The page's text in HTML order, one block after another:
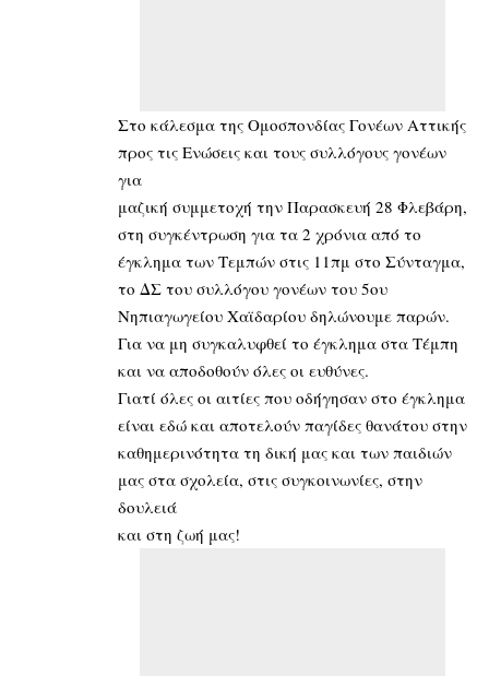
Στο κάλεσμα της Ομοσπονδίας Γονέων Αττικής
προς τις Ενώσεις και τους συλλόγους γονέων
για
μαζική συμμετοχή την Παρασκευή 28 Φλεβάρη,
στη συγκέντρωση για τα 2 χρόνια από το
έγκλημα των Τεμπών στις 11πμ στο Σύνταγμα,
το ΔΣ του συλλόγου γονέων του 5ου
Νηπιαγωγείου Χαϊδαρίου δηλώνουμε παρών.
Για να μη συγκαλυφθεί το έγκλημα στα Τέμπη
και να αποδοθούν όλες οι ευθύνες.
Γιατί όλες οι αιτίες που οδήγησαν στο έγκλημα
είναι εδώ και αποτελούν παγίδες θανάτου στην
καθημερινότητα τη δική μας και των παιδιών
μας στα σχολεία, στις συγκοινωνίες, στην
δουλειά
και στη ζωή μας!